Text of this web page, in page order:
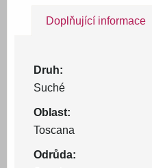
Doplňující informace
Druh:
Suché
Oblast:
Toscana
Odrůda: